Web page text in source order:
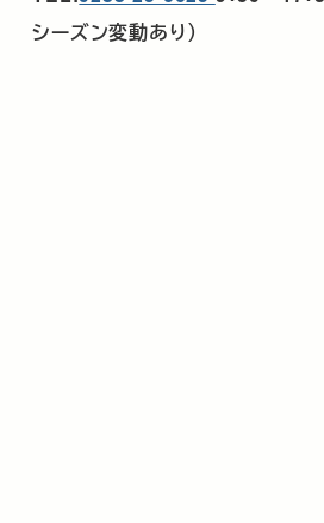
シーズン変動あり）